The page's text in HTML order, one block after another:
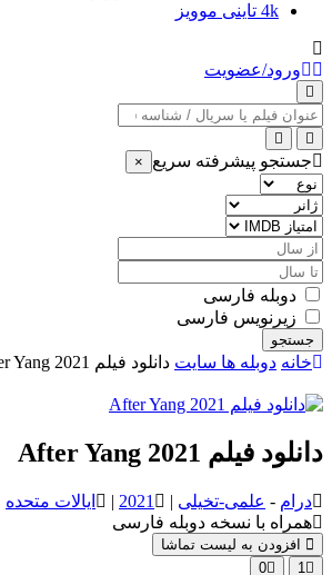
4k تاینی موویز
ورود/عضویت
عنوان
جستجو
جستجو پیشرفته سریع
×
نوع
ژانر
امتیاز
IMDB
از
سال
تا
سالدوبله فارسی
زیرنویس فارسی
جستجو
خانه دوبله ها سایت دانلود فیلم After Yang 2021
دانلود فیلم After Yang 2021
درام - علمی-تخیلی |
2021
|
ایالات متحده
همراه با نسخه دوبله فارسی
افزودن به لیست تماشا
1
0